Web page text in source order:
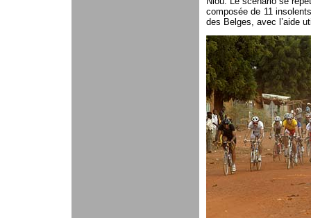
composée de 11
des Belges, avec l’aide